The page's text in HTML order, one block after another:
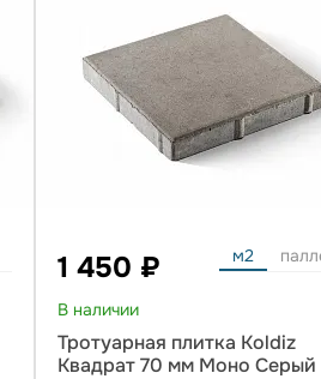
1 450 ₽ м2
В наличии
Тротуарная плитка Koldiz
Квадрат 70 мм Моно Серый